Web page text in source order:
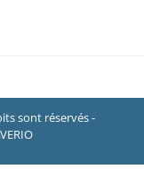
sont réservés -